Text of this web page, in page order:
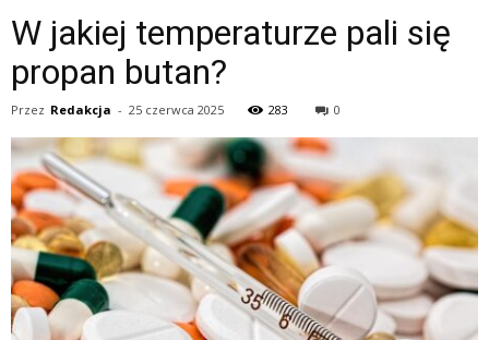
W jakiej temperaturze pali się
propan butan?
Przez Redakcja - 25 czerwca 2025 283 0